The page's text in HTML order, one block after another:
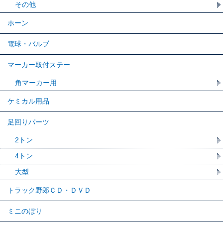
その他
ホーン
電球・バルブ
マーカー取付ステー
角マーカー用
ケミカル用品
足回りパーツ
2トン
4トン
大型
トラック野郎ＣＤ・ＤＶＤ
ミニのぼり